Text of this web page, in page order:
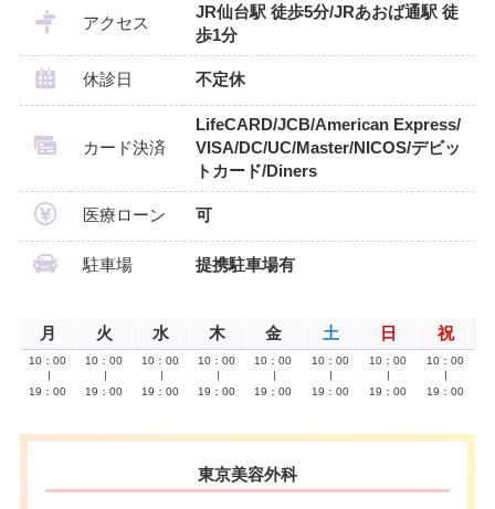
アクセス
JR仙台駅 徒歩5分/JRあおば通駅 徒
歩1分
休診日 不定休
カード決済
LifeCARD/JCB/American Express/
VISA/DC/UC/Master/NICOS/デビッ
トカード/Diners
医療ローン 可
駐車場 提携駐車場有
月 火 水 木 金 土 日 祝
10：00
19：00
10：00
19：00
10：00
19：00
10：00
19：00
10：00
19：00
10：00
19：00
10：00
19：00
10：00
19：00
東京美容外科